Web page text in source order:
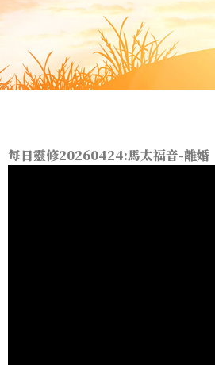
每日靈修20260424:馬太福音-離婚